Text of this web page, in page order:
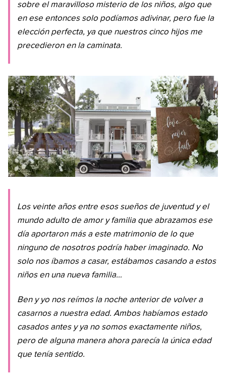
sobre el maravilloso misterio de los niños, algo que
en ese entonces solo podíamos adivinar, pero fue la
elección perfecta, ya que nuestros cinco hijos me
precedieron en la caminata.
Los veinte años entre esos sueños de juventud y el
mundo adulto de amor y familia que abrazamos ese
día aportaron más a este matrimonio de lo que
ninguno de nosotros podría haber imaginado. No
solo nos íbamos a casar, estábamos casando a estos
niños en una nueva familia…
Ben y yo nos reímos la noche anterior de volver a
casarnos a nuestra edad. Ambos habíamos estado
casados ​​antes y ya no somos exactamente niños,
pero de alguna manera ahora parecía la única edad
que tenía sentido.